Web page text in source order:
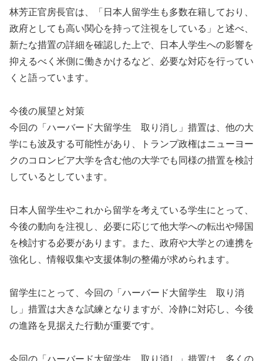
林芳正官房長官は、「日本人留学生も多数在籍しており、
政府としても高い関心を持って注視をしている」と述べ、
新たな措置の詳細を確認した上で、日本人学生への影響を
抑えるべく米側に働きかけるなど、必要な対応を行ってい
くと語っています。
今後の展望と対策
今回の「ハーバード大留学生 取り消し」措置は、他の大
学にも波及する可能性があり、トランプ政権はニューヨー
クのコロンビア大学を含む他の大学でも同様の措置を検討
しているとしています。
日本人留学生やこれから留学を考えている学生にとって、
今後の動向を注視し、必要に応じて他大学への転出や帰国
を検討する必要があります。また、政府や大学との連携を
強化し、情報収集や支援体制の整備が求められます。
留学生にとって、今回の「ハーバード大留学生 取り消
し」措置は大きな試練となりますが、冷静に対応し、今後
の進路を見据えた行動が重要です。
今回の「ハーバード大留学生 取り消し」措置は、多くの